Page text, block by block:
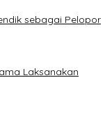
sebagai Pelopor
Laksanakan